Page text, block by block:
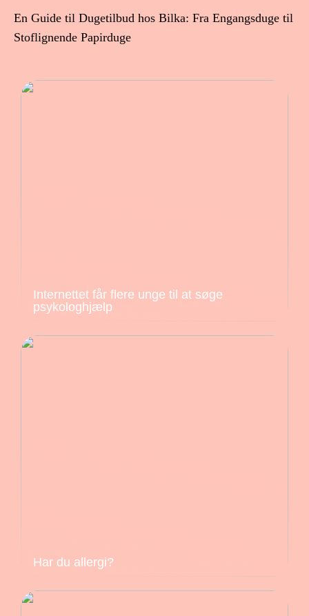
En Guide til Dugetilbud hos Bilka: Fra Engangsduge til
Stoflignende Papirduge
Internettet får flere unge til at søge
psykologhjælp
Har du allergi?